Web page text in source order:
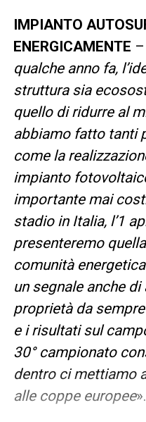
IMPIANTO
ENERGICAMENTE
qualche anno fa,
struttura sia
quello di ridurre al
abbiamo fatto tanti
come la
impianto
importante mai
stadio in Italia, l’1
presenteremo
comunità
un segnale anche
proprietà da
e i risultati sul
30° campionato
dentro ci mettiamo
alle coppe europee».